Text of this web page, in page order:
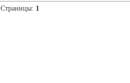
Страницы: 1